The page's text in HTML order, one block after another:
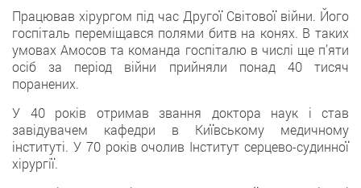
Працював хірургом під час Другої Світової війни. Його
госпіталь переміщався полями битв на конях. В таких
умовах Амосов та команда госпіталю в числі ще п’яти
осіб за період війни прийняли понад 40 тисяч
поранених.
У 40 років отримав звання доктора наук і став
завідувачем кафедри в Київському медичному
інституті. У 70 років очолив Інститут серцево-судинної
хірургії.